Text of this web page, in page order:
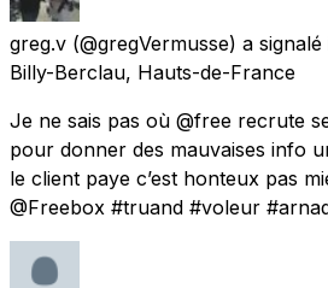
greg.v (@gregVermusse) a signalé
Billy-Berclau, Hauts-de-France
Je ne sais pas où @free recrute
pour donner des mauvaises info
le client paye c’est honteux pas
@Freebox #truand #voleur